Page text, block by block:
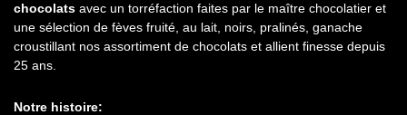
chocolats avec un torréfaction faites par le maître chocolatier et
une sélection de fèves fruité, au lait, noirs, pralinés, ganache
croustillant nos assortiment de chocolats et allient finesse depuis
25 ans.
Notre histoire: